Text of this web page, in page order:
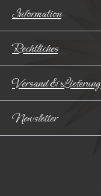
Information
Rechtliches
Versand & Lieferung
Newsletter